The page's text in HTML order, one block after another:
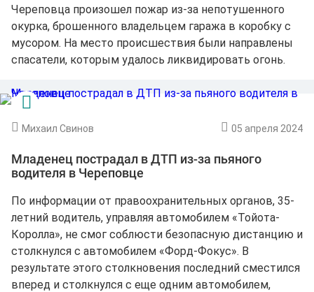
Череповца произошел пожар из-за непотушенного
окурка, брошенного владельцем гаража в коробку с
мусором. На место происшествия были направлены
спасатели, которым удалось ликвидировать огонь.
Михаил Свинов 05 апреля 2024
Младенец пострадал в ДТП из-за пьяного
водителя в Череповце
По информации от правоохранительных органов, 35-
летний водитель, управляя автомобилем «Тойота-
Королла», не смог соблюсти безопасную дистанцию и
столкнулся с автомобилем «Форд-Фокус». В
результате этого столкновения последний сместился
вперед и столкнулся с еще одним автомобилем,